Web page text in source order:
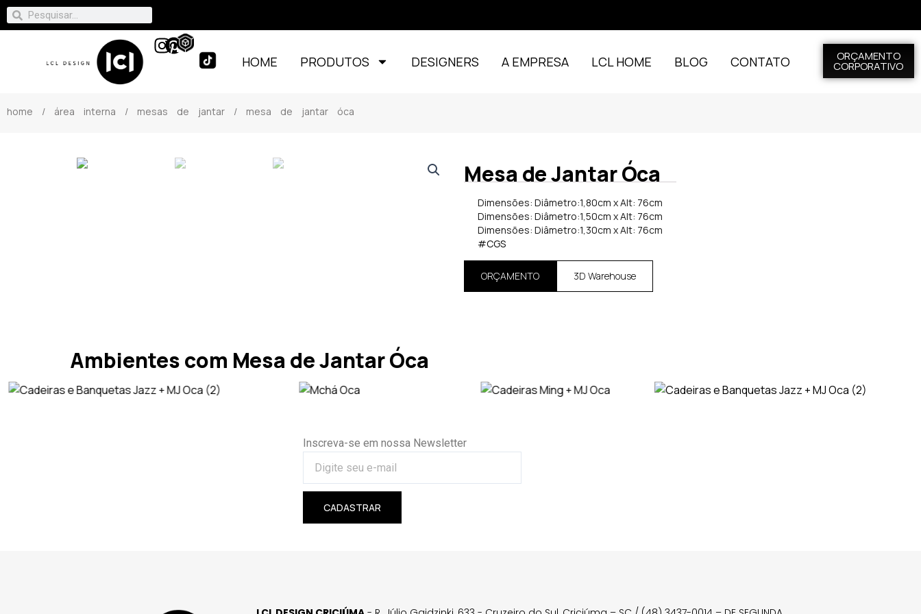
HOME PRODUTOS DESIGNERS A EMPRESA LCL HOME BLOG CONTATO ORÇAMENTO
CORPORATIVO
home / área interna / mesas de jantar / mesa de jantar óca
Mesa de Jantar Óca
Dimensões: Diâmetro:1,80cm x Alt: 76cm
Dimensões: Diâmetro:1,50cm x Alt: 76cm
Dimensões: Diâmetro:1,30cm x Alt: 76cm
#CGS
ORÇAMENTO 3D Warehouse
Ambientes com Mesa de Jantar Óca
Inscreva-se em nossa Newsletter
CADASTRAR